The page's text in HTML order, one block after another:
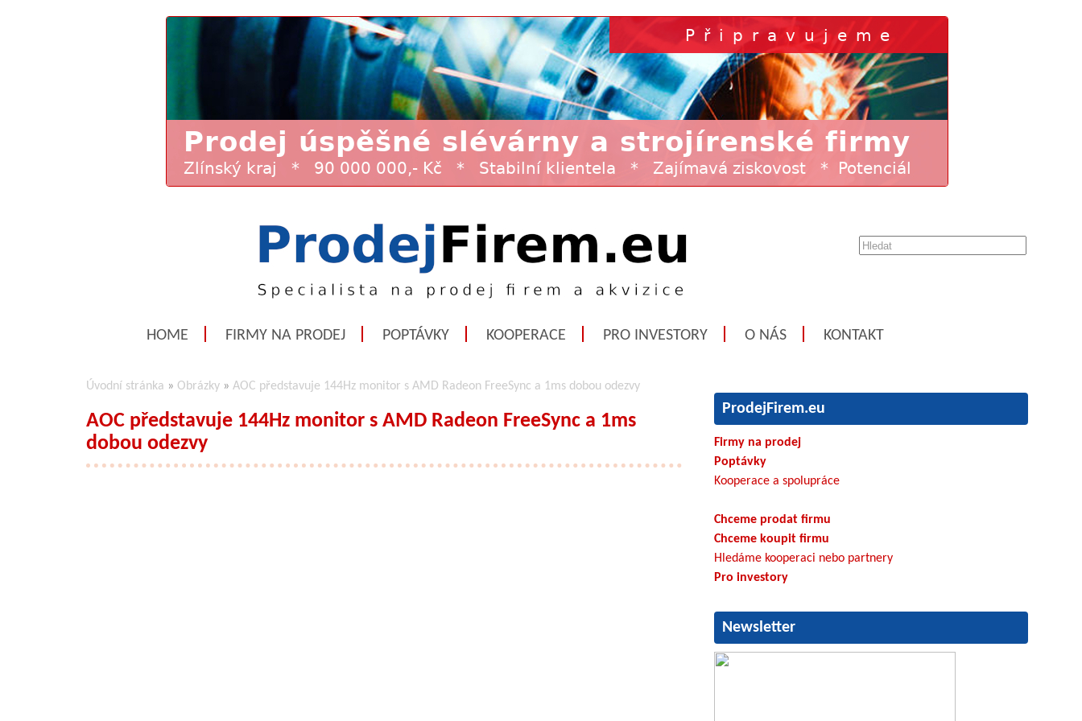
HOME FIRMY NA PRODEJ POPTÁVKY KOOPERACE PRO INVESTORY O NÁS KONTAKT
Úvodní stránka » Obrázky » AOC představuje 144Hz monitor s AMD Radeon FreeSync a 1ms dobou odezvy
AOC představuje 144Hz monitor s AMD Radeon FreeSync a 1ms
dobou odezvy
ProdejFirem.eu
Firmy na prodej
Poptávky
Kooperace a spolupráce
Chceme prodat firmu
Chceme koupit firmu
Hledáme kooperaci nebo partnery
Pro investory
Newsletter